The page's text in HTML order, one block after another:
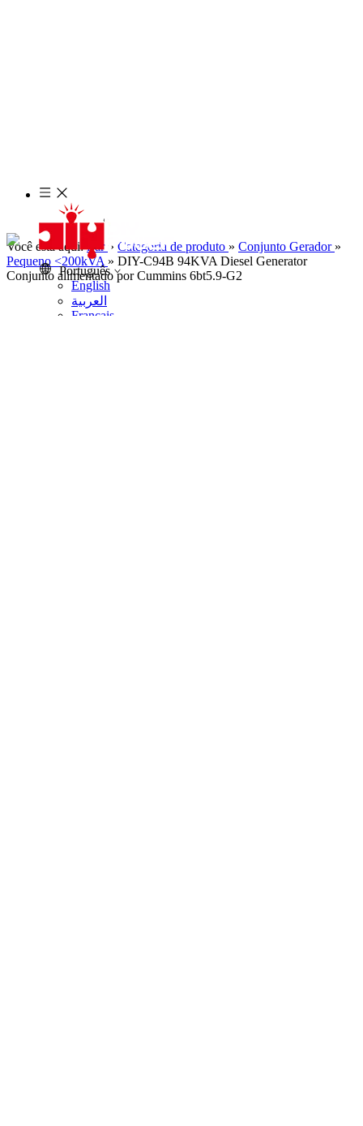
Português
English
العربية
Français
Você está aqui: Lar » Categoria de produto » Conjunto Gerador »
Pequeno <200kVA » DIY-C94B 94KVA Diesel Generator
Conjunto alimentado por Cummins 6bt5.9-G2